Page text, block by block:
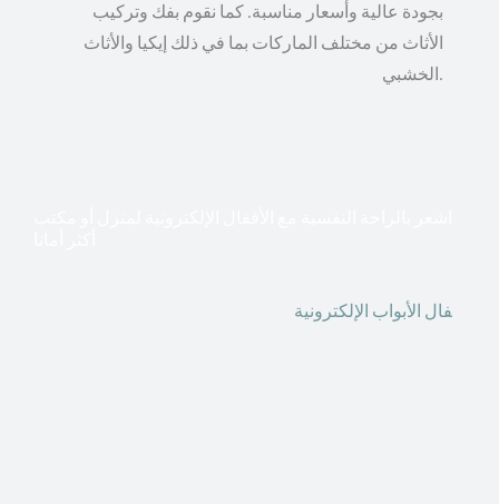
بجودة عالية وأسعار مناسبة. كما نقوم بفك وتركيب
الأثاث من مختلف الماركات بما في ذلك إيكيا والأثاث
الخشبي.
فال الأبواب الإلكترونية